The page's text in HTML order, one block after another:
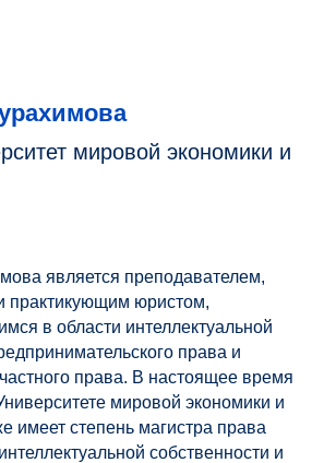
мировой экономики и
является преподавателем,
практикующим юристом,
в области интеллектуальной
права и
права. В настоящее время
мировой экономики и
имеет степень магистра права
собственности и